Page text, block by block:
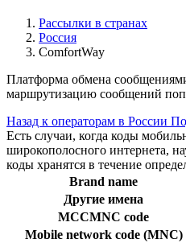
Рассылки в странах
Россия
ComfortWay
Платформа обмена
маршрутизацию сообщений
Назад к операторам в России
Есть случаи, когда коды
широкополосного интернета,
коды хранятся в течение
Brand name
Другие имена
MCCMNC code
Mobile network code (MNC)